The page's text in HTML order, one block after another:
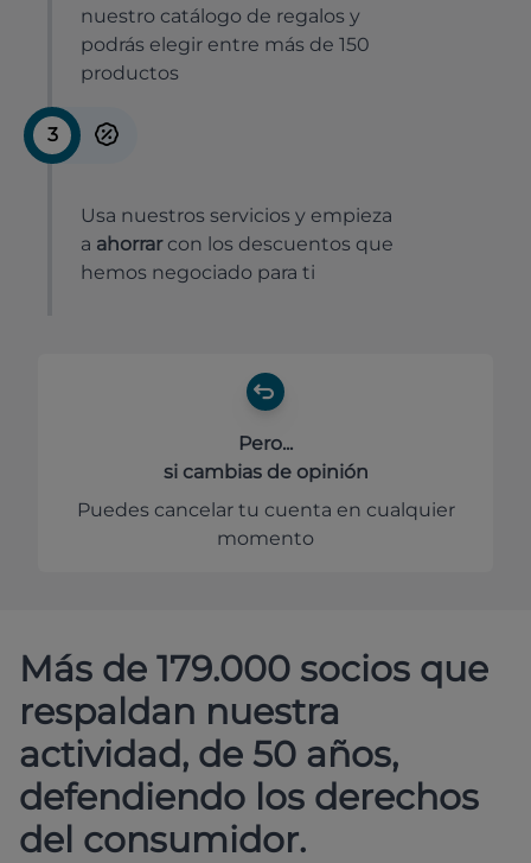
nuestro catálogo de regalos y
podrás elegir entre más de 150
productos
3
Usa nuestros servicios y empieza
a ahorrar con los descuentos que
hemos negociado para ti
Pero...
si cambias de opinión
Puedes cancelar tu cuenta en cualquier
momento
Más de 179.000 socios que
respaldan nuestra
actividad, de 50 años,
defendiendo los derechos
del consumidor.